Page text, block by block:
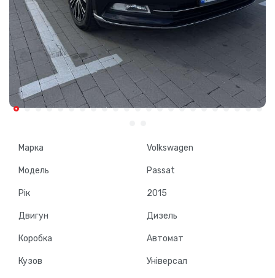
Марка Volkswagen
Модель Passat
Рік 2015
Двигун Дизель
Коробка Автомат
Кузов Універсал